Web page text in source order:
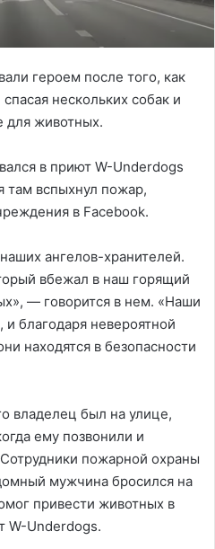
героем после того, как
нескольких собак и
для животных.
в приют W-Underdogs
там вспыхнул пожар,
в Facebook.
ангелов-хранителей.
вбежал в наш горящий
— говорится в нем. «Наши
благодаря невероятной
находятся в безопасности
владелец был на улице,
ему позвонили и
пожарной охраны
мужчина бросился на
привести животных в
W-Underdogs.